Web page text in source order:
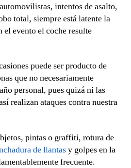
intentos de asalto,
total, siempre está latente la
el evento el coche resulte
puede ser producto de
que no necesariamente
personal, pues quizá ni las
realizan ataques contra nuestra
pintas o graffiti, rotura de
de llantasy golpes en la
frecuente.